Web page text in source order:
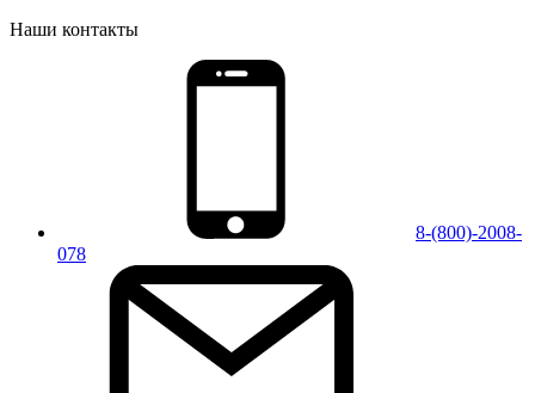
Наши контакты
8-(800)-2008-
078